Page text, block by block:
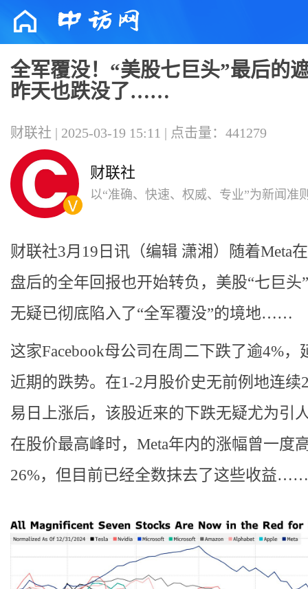
全军覆没！“美股七巨头”最后的
昨天也跌没了……
财联社 | 2025-03-19 15:11 | 点击量：441279
财联社
以“准确、快速、权威、专业”为新闻准
财联社3月19日讯（编辑 潇湘）随着Meta
盘后的全年回报也开始转负，美股“七巨头
无疑已彻底陷入了“全军覆没”的境地……
这家Facebook母公司在周二下跌了逾4%，
近期的跌势。在1-2月股价史无前例地连续
易日上涨后，该股近来的下跌无疑尤为引
在股价最高峰时，Meta年内的涨幅曾一度
26%，但目前已经全数抹去了这些收益……